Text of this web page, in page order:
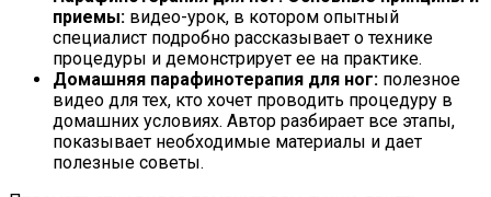
приемы: видео-урок, в котором опытный
специалист подробно рассказывает о технике
процедуры и демонстрирует ее на практике.
Домашняя парафинотерапия для ног: полезное
видео для тех, кто хочет проводить процедуру в
домашних условиях. Автор разбирает все этапы,
показывает необходимые материалы и дает
полезные советы.